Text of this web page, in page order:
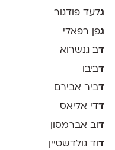
גלעד פודגור
גפן רפאלי
דב גנשרוא
דביבו
דביר אבירם
דדי אליאס
דוב אברמסון
דוד גולדשטיין